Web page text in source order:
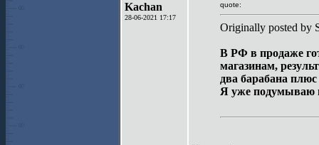
Kachan
28-06-2021 17:17
quote:
Originally posted by
В РФ в продаже
магазинам,
два барабана
Я уже подумываю